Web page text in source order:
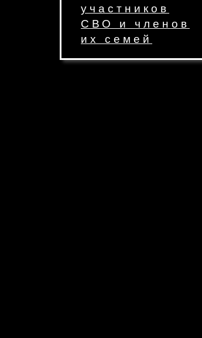
участников
СВО и членов
их семей